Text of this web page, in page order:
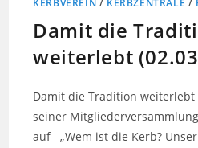
KERBVEREIN / KERBZENTRALE /
Damit die
weiterlebt
Damit die Tradition
seiner
auf „Wem ist die Kerb?